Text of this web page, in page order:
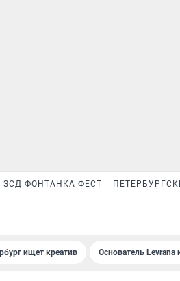
ЗСД ФОНТАНКА ФЕСТ
ищет креатив Основатель